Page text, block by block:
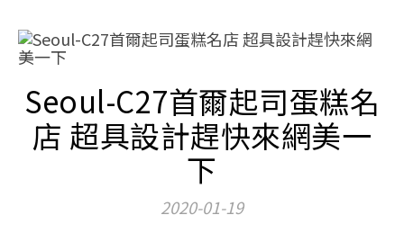
Seoul-C27首爾起司蛋糕名
店 超具設計趕快來網美一
下
2020-01-19